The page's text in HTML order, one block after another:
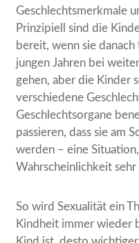
Geschlechtsmerkmale
Prinzipiell sind die
bereit, wenn sie
jungen Jahren bei
gehen, aber die Kinder
verschiedene
Geschlechtsorgane
passieren, dass sie am
werden – eine
Wahrscheinlichkeit sehr
So wird Sexualität ein
Kindheit immer wieder